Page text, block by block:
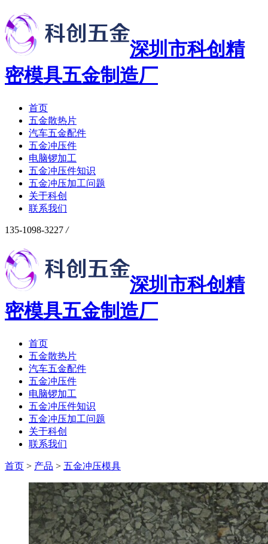
深圳市科创精
密模具五金制造厂
首页
五金散热片
汽车五金配件
五金冲压件
电脑锣加工
五金冲压件知识
五金冲压加工问题
关于科创
联系我们
135-1098-3227 /
深圳市科创精
密模具五金制造厂
首页
五金散热片
汽车五金配件
五金冲压件
电脑锣加工
五金冲压件知识
五金冲压加工问题
关于科创
联系我们
首页 > 产品 > 五金冲压模具